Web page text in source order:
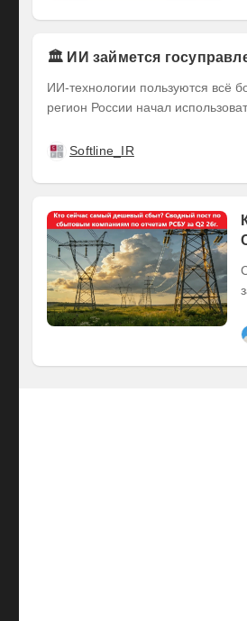
🏛️ ИИ займется
ИИ-технологии пользуются всё
регион России начал
Softline_IR